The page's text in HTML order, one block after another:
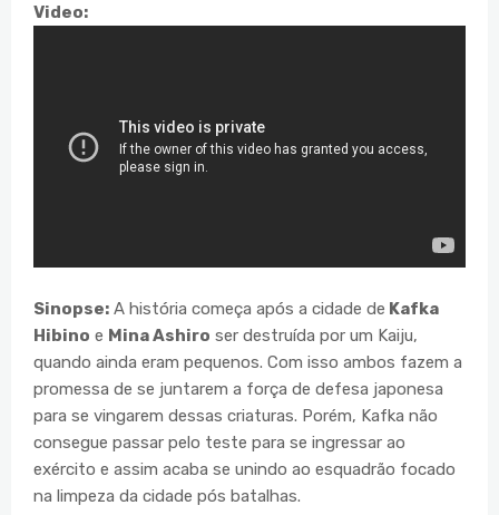
Video:
Sinopse: A história começa após a cidade de Kafka
Hibino e Mina Ashiro ser destruída por um Kaiju,
quando ainda eram pequenos. Com isso ambos fazem a
promessa de se juntarem a força de defesa japonesa
para se vingarem dessas criaturas. Porém, Kafka não
consegue passar pelo teste para se ingressar ao
exército e assim acaba se unindo ao esquadrão focado
na limpeza da cidade pós batalhas.